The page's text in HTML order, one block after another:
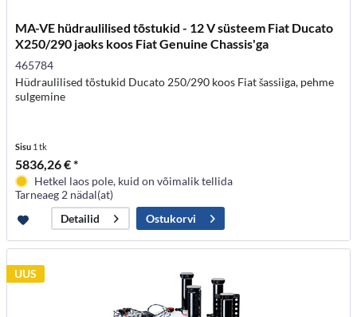
MA-VE hüdraulilised tõstukid - 12 V süsteem Fiat Ducato
X250/290 jaoks koos Fiat Genuine Chassis'ga
465784
Hüdraulilised tõstukid Ducato 250/290 koos Fiat šassiiga, pehme
sulgemine
Sisu 1 tk
5836,26 € *
Hetkel laos pole, kuid on võimalik tellida
Tarneaeg 2 nädal(at)
Detailid
Ostukorvi
UUS